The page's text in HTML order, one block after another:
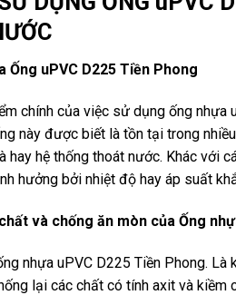
Ống uPVC D225 Tiền Phong
chính của việc sử dụng ống nhựa
này được biết là tồn tại trong
hay hệ thống thoát nước. Khác với
hưởng bởi nhiệt độ hay áp suất
và chống ăn mòn của Ống
nhựa uPVC D225 Tiền Phong.
lại các chất có tính axit và